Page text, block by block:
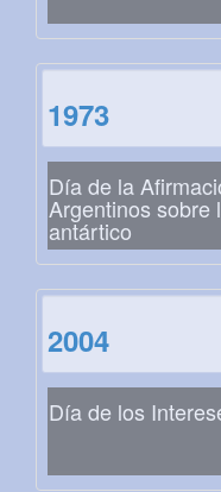
1973
Día de la
Argentinos sobre
antártico
2004
Día de los